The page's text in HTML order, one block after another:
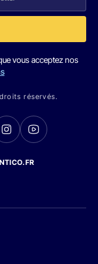
vous acceptez nos
réservés.